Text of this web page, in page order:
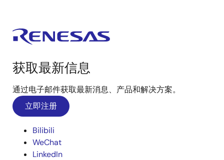
获取最新信息
通过电子邮件获取最新消息、产品和解决方案。
立即注册
Bilibili
WeChat
LinkedIn